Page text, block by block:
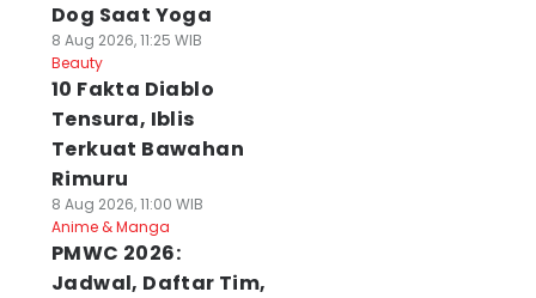
Dog Saat Yoga
8 Aug 2026, 11:25 WIB
Beauty
10 Fakta Diablo
Tensura, Iblis
Terkuat Bawahan
Rimuru
8 Aug 2026, 11:00 WIB
Anime & Manga
PMWC 2026:
Jadwal, Daftar Tim,